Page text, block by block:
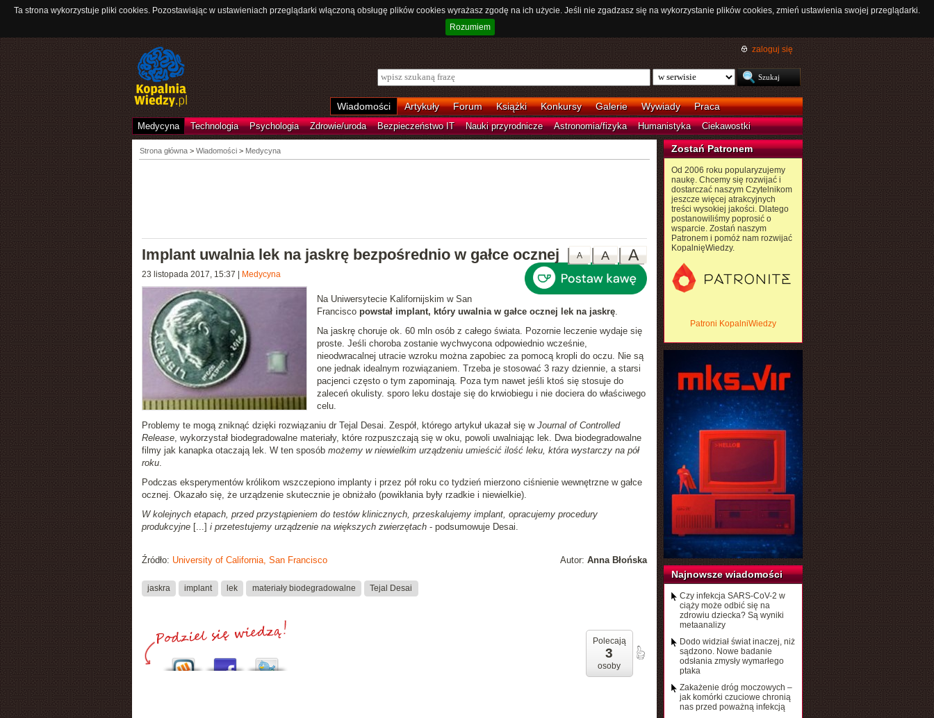
Ta strona wykorzystuje pliki cookies. Pozostawiając w ustawieniach przeglądarki włączoną obsługę plików cookies wyrażasz zgodę na ich użycie. Jeśli nie zgadzasz się na wykorzystanie plików cookies, zmień ustawienia swojej przeglądarki.
Rozumiem
zaloguj się
Wiadomości Artykuły Forum Książki Konkursy Galerie Wywiady Praca
Medycyna Technologia Psychologia Zdrowie/uroda Bezpieczeństwo IT Nauki przyrodnicze Astronomia/fizyka Humanistyka Ciekawostki
Strona główna> Wiadomości > Medycyna
A
A
A
Implant uwalnia lek na jaskrę bezpośrednio w gałce ocznej
23 listopada 2017, 15:37 Medycyna
Na Uniwersytecie Kalifornijskim w San
Francisco powstał implant, który uwalnia w gałce ocznej lek na jaskrę.
Na jaskrę choruje ok. 60 mln osób z całego świata. Pozornie leczenie wydaje się
proste. Jeśli choroba zostanie wychwycona odpowiednio wcześnie,
nieodwracalnej utracie wzroku można zapobiec za pomocą kropli do oczu. Nie są
one jednak idealnym rozwiązaniem. Trzeba je stosować 3 razy dziennie, a starsi
pacjenci często o tym zapominają. Poza tym nawet jeśli ktoś się stosuje do
zaleceń okulisty. sporo leku dostaje się do krwiobiegu i nie dociera do właściwego
celu.
Problemy te mogą zniknąć dzięki rozwiązaniu dr Tejal Desai. Zespół, którego artykuł ukazał się w Journal of Controlled
Release, wykorzystał biodegradowalne materiały, które rozpuszczają się w oku, powoli uwalniając lek. Dwa biodegradowalne
filmy jak kanapka otaczają lek. W ten sposób możemy w niewielkim urządzeniu umieścić ilość leku, która wystarczy na pół
roku.
Podczas eksperymentów królikom wszczepiono implanty i przez pół roku co tydzień mierzono ciśnienie wewnętrzne w gałce
ocznej. Okazało się, że urządzenie skutecznie je obniżało (powikłania były rzadkie i niewielkie).
W kolejnych etapach, przed przystąpieniem do testów klinicznych, przeskalujemy implant, opracujemy procedury
produkcyjne[...] i przetestujemy urządzenie na większych zwierzętach- podsumowuje Desai.
Autor: Anna Błońska
Źródło: University of California, San Francisco
jaskra implant lek materiały biodegradowalne Tejal Desai
Polecają
3
osoby
Zostań Patronem
Od 2006 roku popularyzujemy
naukę. Chcemy się rozwijać i
dostarczać naszym Czytelnikom
jeszcze więcej atrakcyjnych
treści wysokiej jakości. Dlatego
postanowiliśmy poprosić o
wsparcie. Zostań naszym
Patronem i pomóż nam rozwijać
KopalnięWiedzy.
Patroni KopalniWiedzy
Najnowsze wiadomości
Czy infekcja SARS-CoV-2 w
ciąży może odbić się na
zdrowiu dziecka? Są wyniki
metaanalizy
Dodo widział świat inaczej, niż
sądzono. Nowe badanie
odsłania zmysły wymarłego
ptaka
Zakażenie dróg moczowych –
jak komórki czuciowe chronią
nas przed poważną infekcją